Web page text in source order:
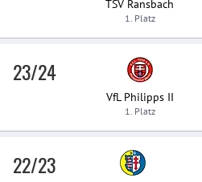
TSV Ransbach
1. Platz
23/24
VfL Philipps II
1. Platz
22/23